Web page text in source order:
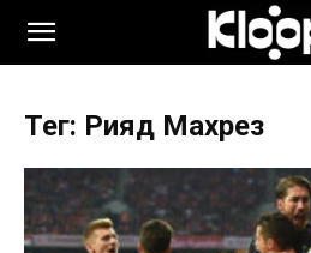
KLOOP.KG
Новости
Тег: Рияд Махрез